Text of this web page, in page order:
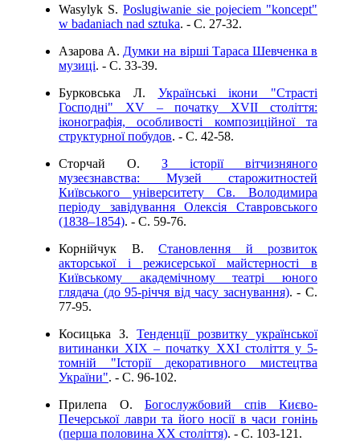
Wasylyk S.Poslugiwanie sie pojeciem "koncept"
w badaniach nad sztuka. - C. 27-32.
Азарова А. Думки на вірші Тараса Шевченка в
музиці. - C. 33-39.
Бурковська Л. Українські ікони "Страсті
Господні" ХV – початку ХVІІ століття:
іконографія, особливості композиційної та
структурної побудов. - C. 42-58.
Сторчай О. З історії вітчизняного
музеєзнавства: Музей старожитностей
Київського університету Св. Володимира
періоду завідування Олексія Ставровського
(1838–1854). - C. 59-76.
Корнійчук В. Становлення й розвиток
акторської і режисерської майстерності в
Київському академічному театрі юного
глядача (до 95-річчя від часу заснування). - C.
77-95.
Косицька З. Тенденції розвитку української
витинанки ХІХ – початку ХХІ століття у 5-
томній "Історії декоративного мистецтва
України". - C. 96-102.
Прилепа О. Богослужбовий спів Києво-
Печерської лаври та його носії в часи гонінь
(перша половина ХХ століття). - C. 103-121.